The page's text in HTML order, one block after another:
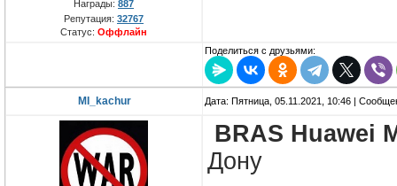
Награды: 887
Репутация: 32767
Статус: Оффлайн
Поделиться с друзьями:
MI_kachur Дата: Пятница, 05.11.2021, 10:46 |
BRAS Huawei
Дону